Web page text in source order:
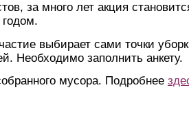
за много лет акция
выбирает сами точки
Необходимо заполнить анкету.
мусора. Подробнее